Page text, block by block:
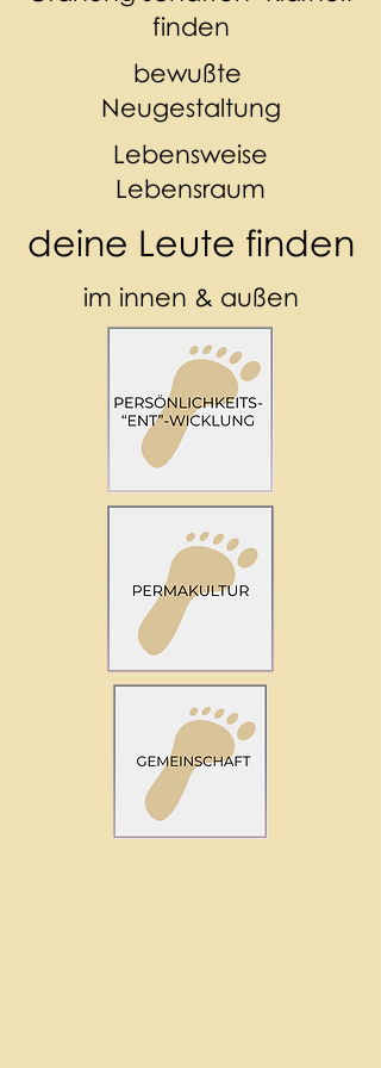
finden
bewußte
Neugestaltung
Lebensweise
Lebensraum
deine Leute finden
im innen & außen